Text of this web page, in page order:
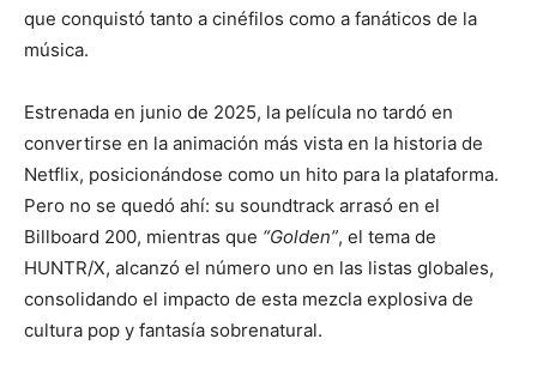
que conquistó tanto a cinéfilos como a fanáticos de la
música.
Estrenada en junio de 2025, la película no tardó en
convertirse en la animación más vista en la historia de
Netflix, posicionándose como un hito para la plataforma.
Pero no se quedó ahí: su soundtrack arrasó en el
Billboard 200, mientras que “Golden”, el tema de
HUNTR/X, alcanzó el número uno en las listas globales,
consolidando el impacto de esta mezcla explosiva de
cultura pop y fantasía sobrenatural.